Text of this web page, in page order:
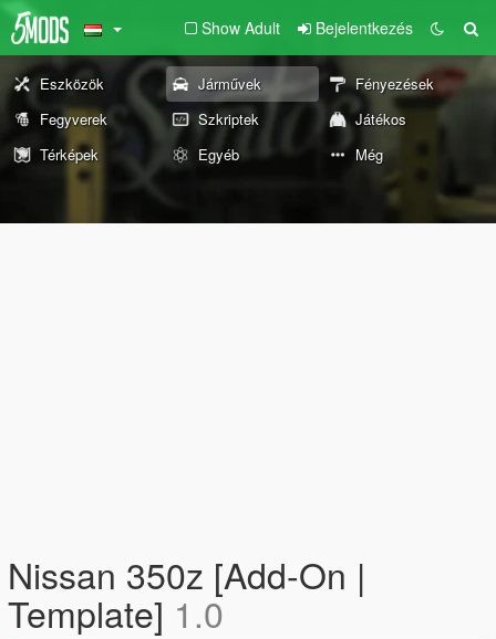
Show Adult Bejelentkezés
Eszközök Járművek
Fényezések
Fegyverek
Szkriptek
Játékos
Térképek
Egyéb Még
Nissan 350z [Add-On |
Template] 1.0